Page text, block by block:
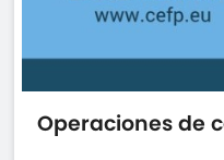
Operaciones de